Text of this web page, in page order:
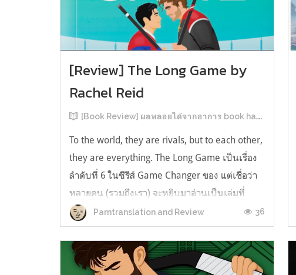
[Review] The Long Game by
Rachel Reid
[Book Review] ผลพลอยได้จากอาการ book hangover หลังอ่านสารพัน MM Romance
To the world, they are rivals, but to each other,
they are everything. The Long Game เป็นเรื่อง
ลำดับที่ 6 ในซีรีส์ Game Changer ของ แต่เชื่อว่า
หลายคน (รวมถึงเรา) จะหยิบมาอ่านเป็นเล่มที่
2หลังจากอ่าน Heated Rivalry มา555 เรื่องย่อ:
The Long Game เล่ม Long Game นี่จะเป็น
ประมาณ2 ปีหลังจาก HR จะดำเนินเ...
Parntranslation and Review 36